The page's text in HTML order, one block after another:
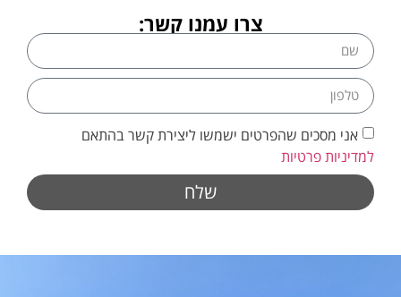
צרו עמנו קשר:
אני מסכים שהפרטים ישמשו ליצירת קשר בהתאם
למדיניות פרטיות
שלח